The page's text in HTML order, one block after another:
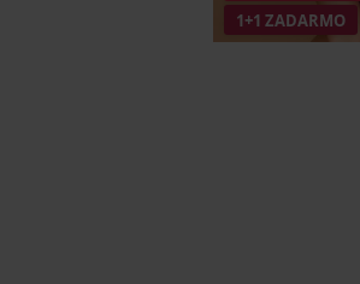
1+1 ZADARMO